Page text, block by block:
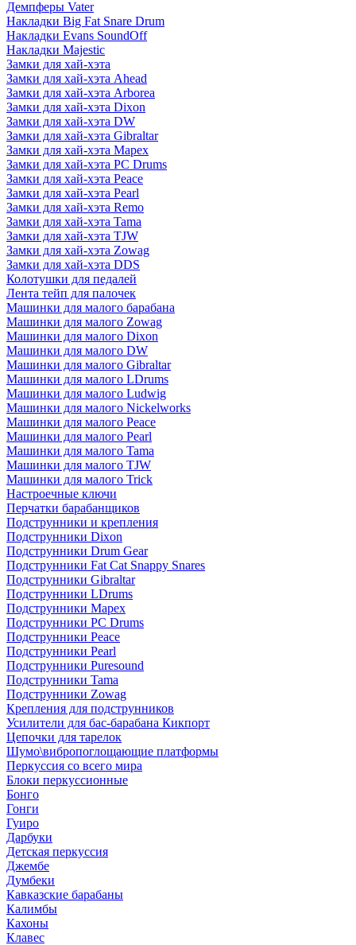
Демпферы Vater
Накладки Big Fat Snare Drum
Накладки Evans SoundOff
Накладки Majestic
Замки для хай-хэта
Замки для хай-хэта Ahead
Замки для хай-хэта Arborea
Замки для хай-хэта Dixon
Замки для хай-хэта DW
Замки для хай-хэта Gibraltar
Замки для хай-хэта Mapex
Замки для хай-хэта PC Drums
Замки для хай-хэта Peace
Замки для хай-хэта Pearl
Замки для хай-хэта Remo
Замки для хай-хэта Tama
Замки для хай-хэта TJW
Замки для хай-хэта Zowag
Замки для хай-хэта DDS
Колотушки для педалей
Лента тейп для палочек
Машинки для малого барабана
Машинки для малого Zowag
Машинки для малого Dixon
Машинки для малого DW
Машинки для малого Gibraltar
Машинки для малого LDrums
Машинки для малого Ludwig
Машинки для малого Nickelworks
Машинки для малого Peace
Машинки для малого Pearl
Машинки для малого Tama
Машинки для малого TJW
Машинки для малого Trick
Настроечные ключи
Перчатки барабанщиков
Подструнники и крепления
Подструнники Dixon
Подструнники Drum Gear
Подструнники Fat Cat Snappy Snares
Подструнники Gibraltar
Подструнники LDrums
Подструнники Mapex
Подструнники PC Drums
Подструнники Peace
Подструнники Pearl
Подструнники Puresound
Подструнники Tama
Подструнники Zowag
Крепления для подструнников
Усилители для бас-барабана Кикпорт
Цепочки для тарелок
Шумо\вибропоглощающие платформы
Перкуссия со всего мира
Блоки перкуссионные
Бонго
Гонги
Гуиро
Дарбуки
Детская перкуссия
Джембе
Думбеки
Кавказские барабаны
Калимбы
Кахоны
Клавес